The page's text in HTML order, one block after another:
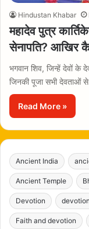
Hindustan Khabar
महादेव पुत्र
सेनापति? आखिर
भगवान शिव, जिन्हें देवों के
जिनकी पूजा सभी देवताओं
Read More »
Ancient India
Ancient Temple
Devotion
Faith and devotion